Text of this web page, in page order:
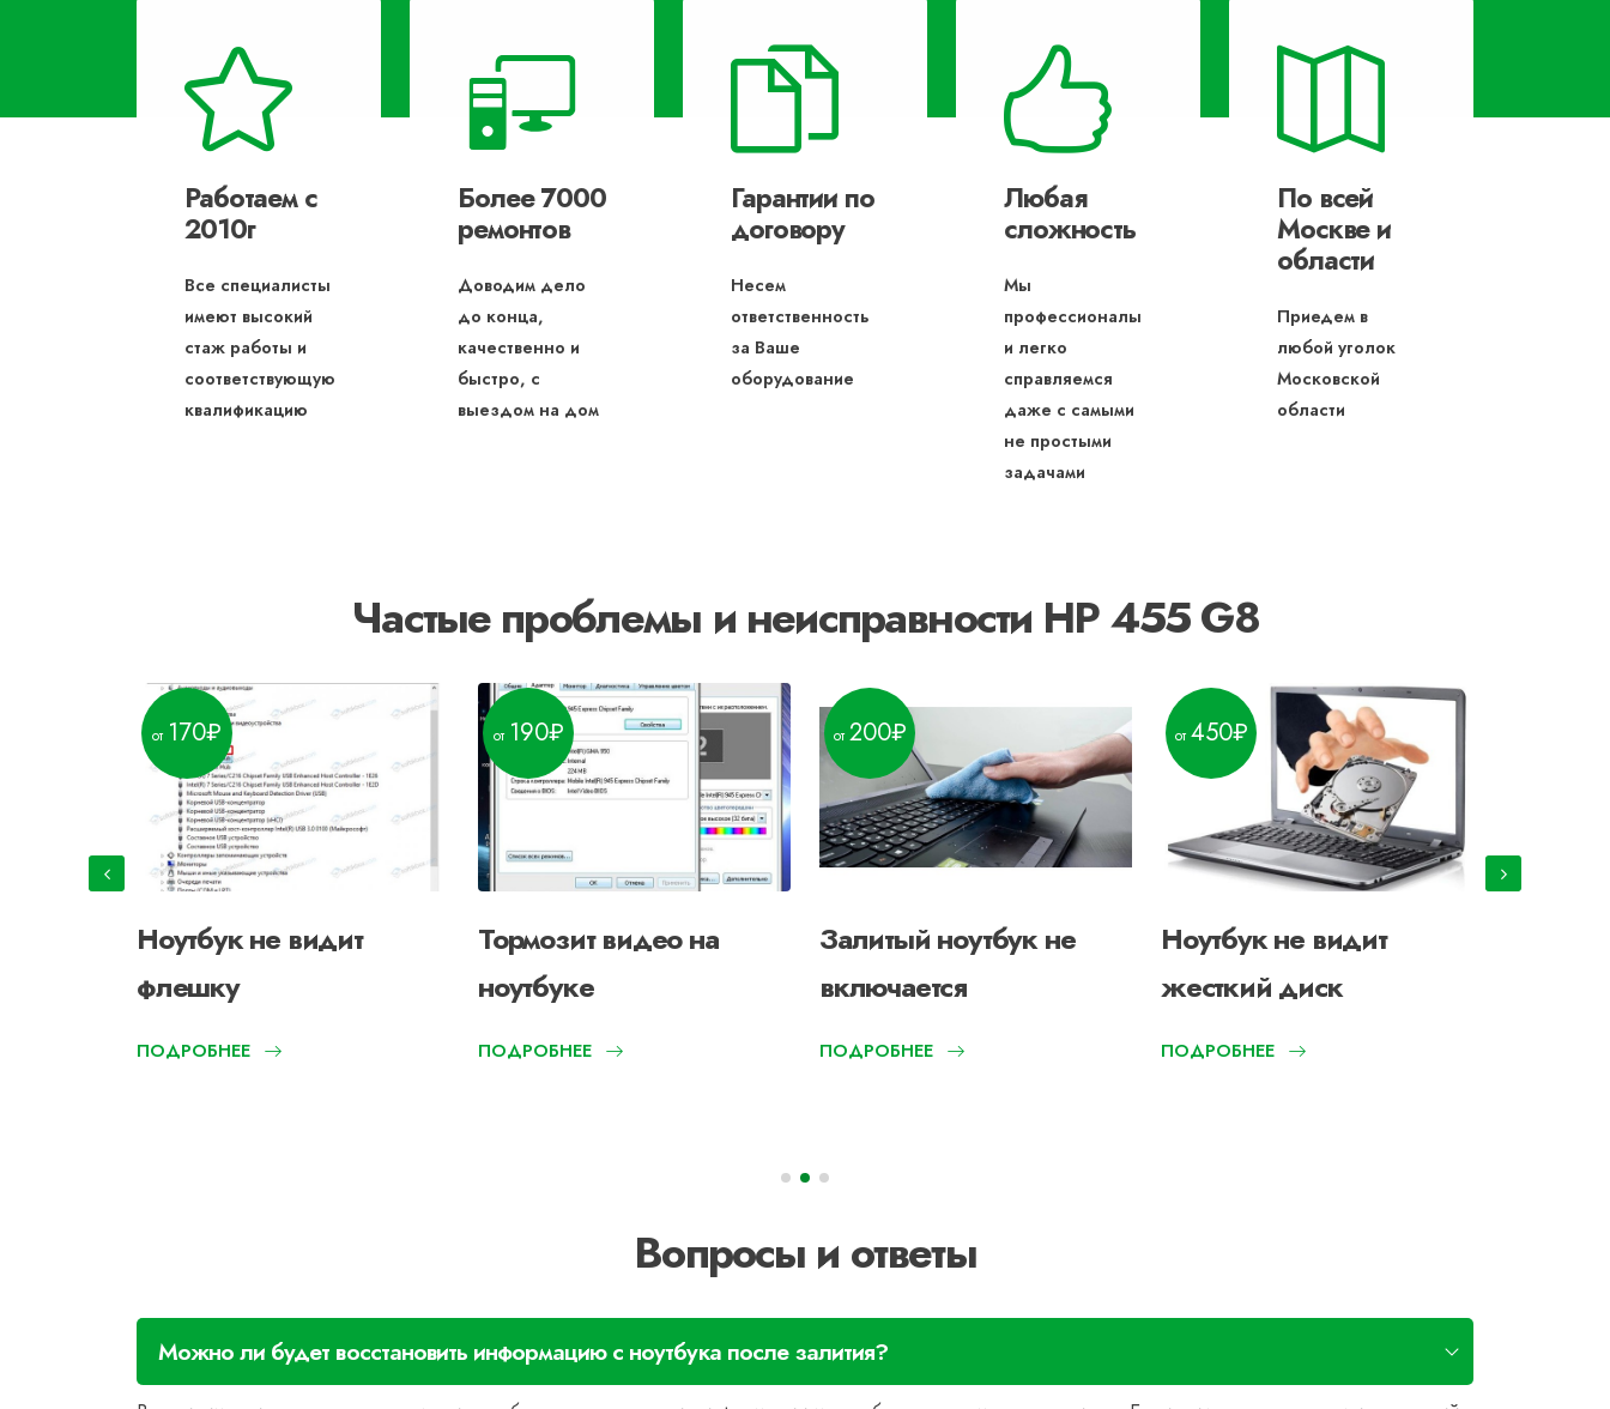
Работаем с
2010г
Все специалисты
имеют высокий
стаж работы и
соответствующую
квалификацию
Более 7000
ремонтов
Доводим дело
до конца,
качественно и
быстро, с
выездом на дом
Гарантии по
договору
Несем
ответственность
за Ваше
оборудование
Любая
сложность
Мы
профессионалы
и легко
справляемся
даже с самыми
не простыми
задачами
По всей
Москве и
области
Приедем в
любой уголок
Московской
области
Частые проблемы и неисправности HP 455 G8
Ноутбук не видит
флешку
170
ПОДРОБНЕЕ
Тормозит видео на
ноутбуке
190
ПОДРОБНЕЕ
Залитый ноутбук не
включается
200
ПОДРОБНЕЕ
Ноутбук не видит
жесткий диск
450
ПОДРОБНЕЕ
Вопросы и ответы
Можно ли будет восстановить информацию с ноутбука после залития?